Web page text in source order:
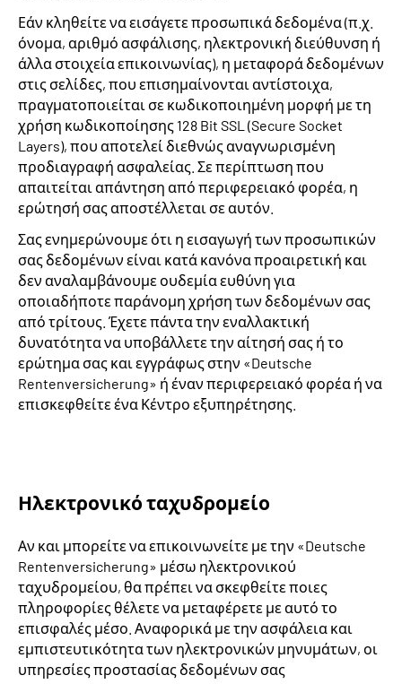
Εάν κληθείτε να εισάγετε προσωπικά δεδομένα (π.χ.
όνομα, αριθμό ασφάλισης, ηλεκτρονική διεύθυνση ή
άλλα στοιχεία επικοινωνίας), η μεταφορά δεδομένων
στις σελίδες, που επισημαίνονται αντίστοιχα,
πραγματοποιείται σε κωδικοποιημένη μορφή με τη
χρήση κωδικοποίησης 128 Bit SSL (Secure Socket
Layers), που αποτελεί διεθνώς αναγνωρισμένη
προδιαγραφή ασφαλείας. Σε περίπτωση που
απαιτείται απάντηση από περιφερειακό φορέα, η
ερώτησή σας αποστέλλεται σε αυτόν.
Σας ενημερώνουμε ότι η εισαγωγή των προσωπικών
σας δεδομένων είναι κατά κανόνα προαιρετική και
δεν αναλαμβάνουμε ουδεμία ευθύνη για
οποιαδήποτε παράνομη χρήση των δεδομένων σας
από τρίτους. Έχετε πάντα την εναλλακτική
δυνατότητα να υποβάλλετε την αίτησή σας ή το
ερώτημα σας και εγγράφως στην «Deutsche
Rentenversicherung» ή έναν περιφερειακό φορέα ή να
επισκεφθείτε ένα Κέντρο εξυπηρέτησης.
Ηλεκτρονικό ταχυδρομείο
Αν και μπορείτε να επικοινωνείτε με την «Deutsche
Rentenversicherung» μέσω ηλεκτρονικού
ταχυδρομείου, θα πρέπει να σκεφθείτε ποιες
πληροφορίες θέλετε να μεταφέρετε με αυτό το
επισφαλές μέσο. Αναφορικά με την ασφάλεια και
εμπιστευτικότητα των ηλεκτρονικών μηνυμάτων, οι
υπηρεσίες προστασίας δεδομένων σας